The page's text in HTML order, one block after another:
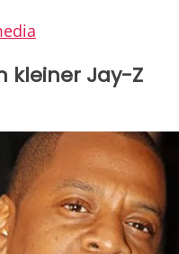
kleiner Jay-Z